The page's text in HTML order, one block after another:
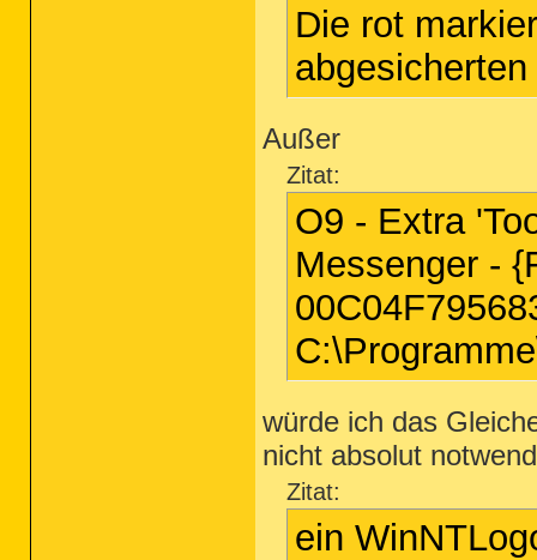
Die rot
Außer
Zitat:
O9 - Extra
Messenger -
würde ich das
nicht absolut
Zitat:
ein